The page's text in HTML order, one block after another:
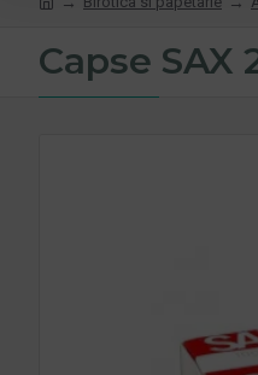
Capse SAX